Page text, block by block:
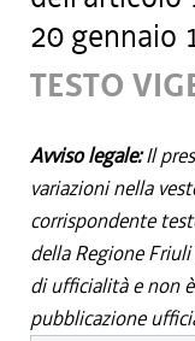
20 gennaio
TESTO
Avviso legale:Il
variazioni nella
corrispondente
della Regione
di ufficialità e non
pubblicazione